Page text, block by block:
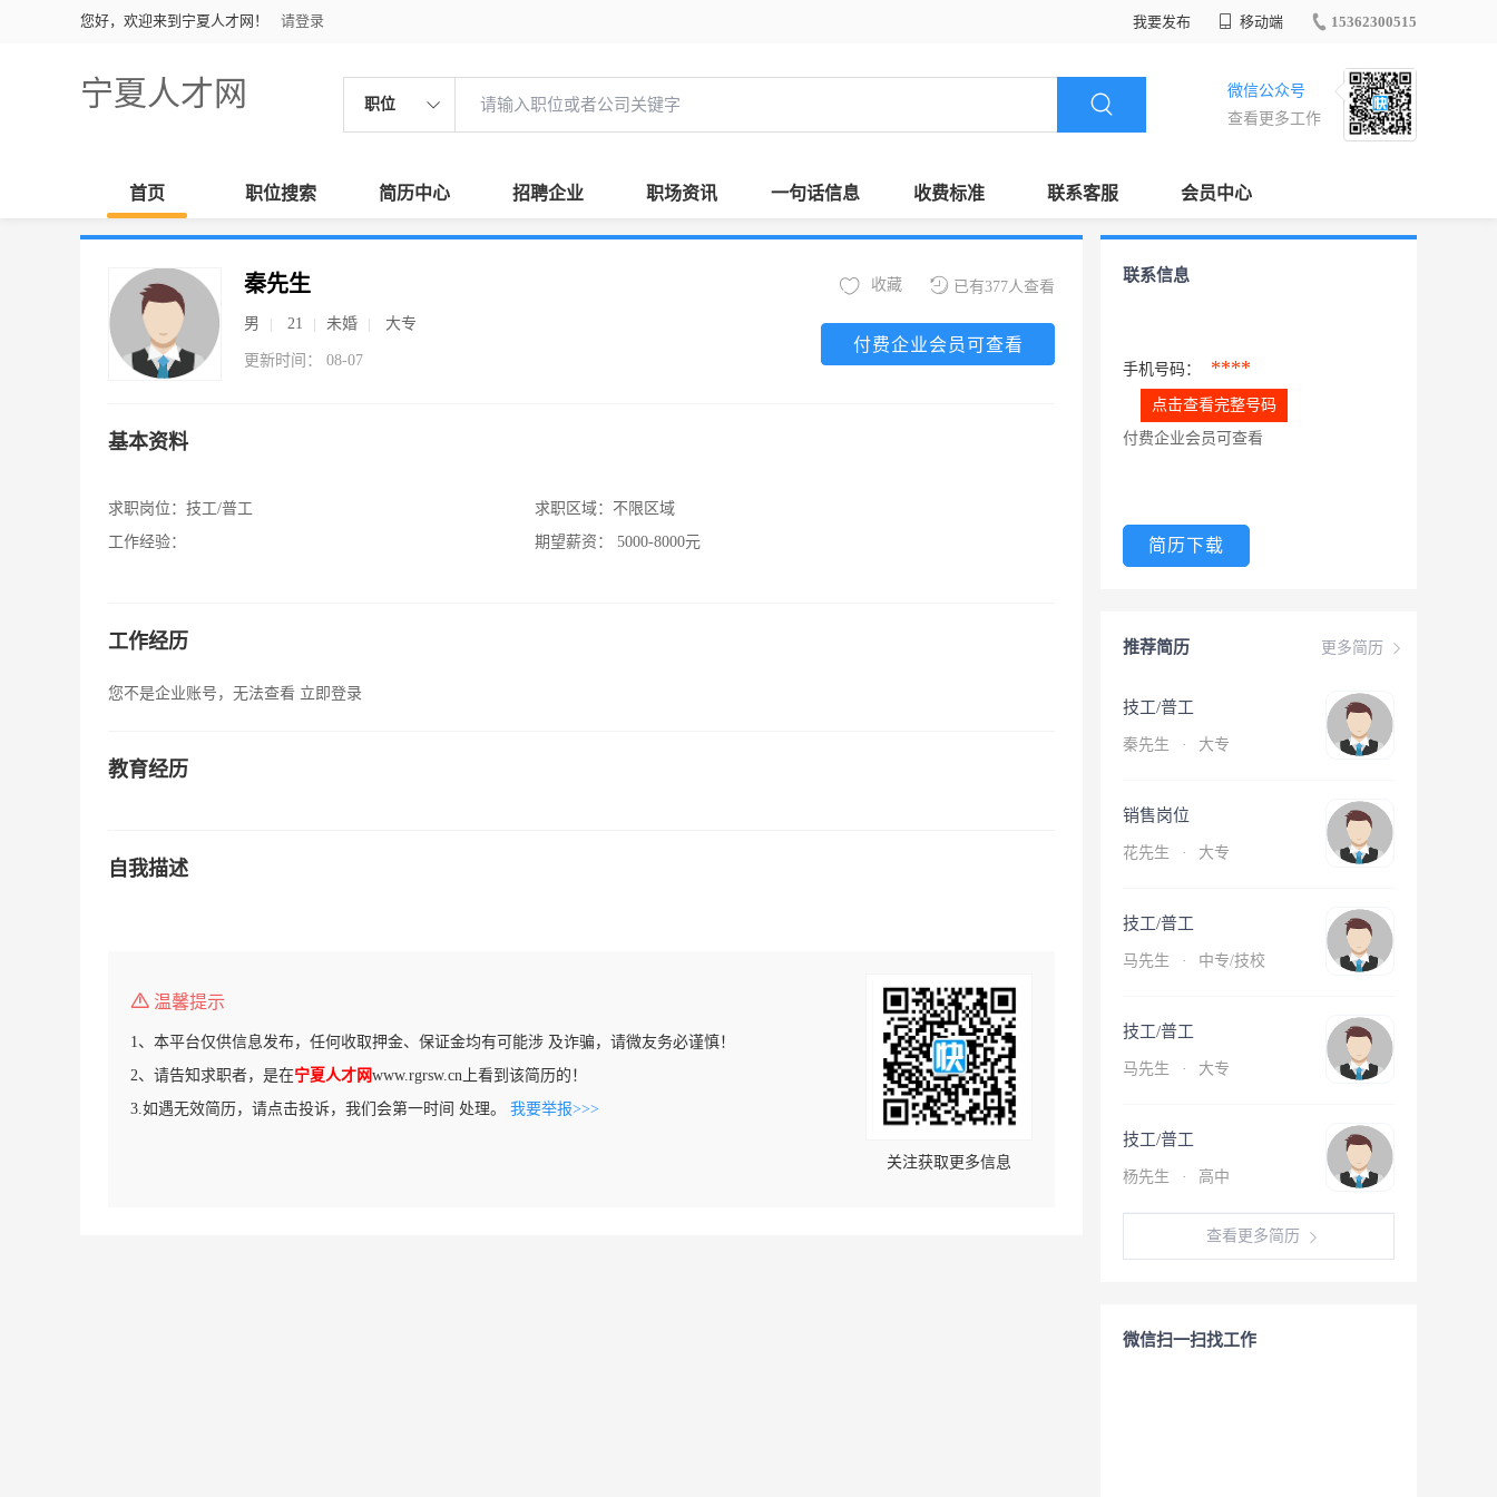
您好，欢迎来到宁夏人才网！ 请登录 我要发布 移动端 15362300515
宁夏人才网 职位
微信公众号
查看更多工作
首页 职位搜索 简历中心 招聘企业 职场资讯 一句话信息 收费标准 联系客服 会员中心
秦先生
男 21 未婚 大专
更新时间： 08-07
已有377人查看
收藏
付费企业会员可查看
基本资料
求职岗位： 技工/普工
工作经验：
求职区域： 不限区域
期望薪资：
5000-8000元
工作经历
您不是企业账号，无法查看 立即登录
教育经历
自我描述
温馨提示
1、本平台仅供信息发布，任何收取押金、保证金均有可能涉 及诈骗，请微友务必谨慎！
2、请告知求职者，是在宁夏人才网www.rgrsw.cn上看到该简历的！
3.如遇无效简历，请点击投诉，我们会第一时间 处理。 我要举报>>>
关注获取更多信息
联系信息
手机号码： ****
点击查看完整号码
付费企业会员可查看
简历下载
更多简历
推荐简历
技工/普工
秦先生 · 大专
销售岗位
花先生 · 大专
技工/普工
马先生 · 中专/技校
技工/普工
马先生 · 大专
技工/普工
杨先生 · 高中
查看更多简历
微信扫一扫找工作